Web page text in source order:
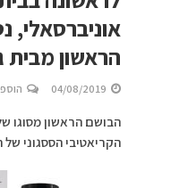
אוניברסאלי,
הראשון מבית
04/08/2019
הבושם הראשון מסוגו
הקריאטיבי הססגוני